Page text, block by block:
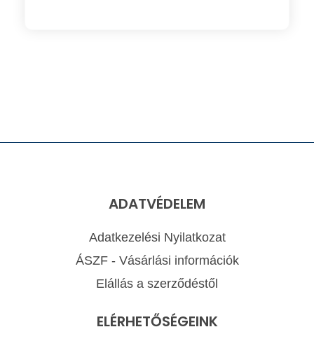
ADATVÉDELEM
Adatkezelési Nyilatkozat
ÁSZF - Vásárlási információk
Elállás a szerződéstől
ELÉRHETŐSÉGEINK